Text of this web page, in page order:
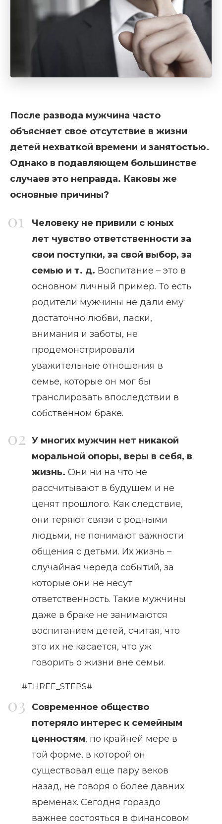
После развода мужчина часто
объясняет свое отсутствие в жизни
детей нехваткой времени и занятостью.
Однако в подавляющем большинстве
случаев это неправда. Каковы же
основные причины?
Человеку не привили с юных
лет чувство ответственности за
свои поступки, за свой выбор, за
семью и т. д. Воспитание – это в
основном личный пример. То есть
родители мужчины не дали ему
достаточно любви, ласки,
внимания и заботы, не
продемонстрировали
уважительные отношения в
семье, которые он мог бы
транслировать впоследствии в
собственном браке.
У многих мужчин нет никакой
моральной опоры, веры в себя, в
жизнь. Они ни на что не
рассчитывают в будущем и не
ценят прошлого. Как следствие,
они теряют связи с родными
людьми, не понимают важности
общения с детьми. Их жизнь –
случайная череда событий, за
которые они не несут
ответственность. Такие мужчины
даже в браке не занимаются
воспитанием детей, считая, что
это их не касается, что уж
говорить о жизни вне семьи.
#THREE_STEPS#
Современное общество
потеряло интерес к семейным
ценностям, по крайней мере в
той форме, в которой он
существовал еще пару веков
назад, не говоря о более давних
временах. Сегодня гораздо
важнее состояться в финансовом